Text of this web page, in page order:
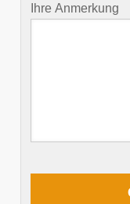
Ihre Anmerkung